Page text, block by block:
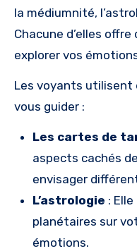
la médiumnité,
Chacune d’elles
explorer vos
Les voyants
vous guider :
Les cartes de
aspects cachés
envisager
L’astrologie :
planétaires sur
émotions.